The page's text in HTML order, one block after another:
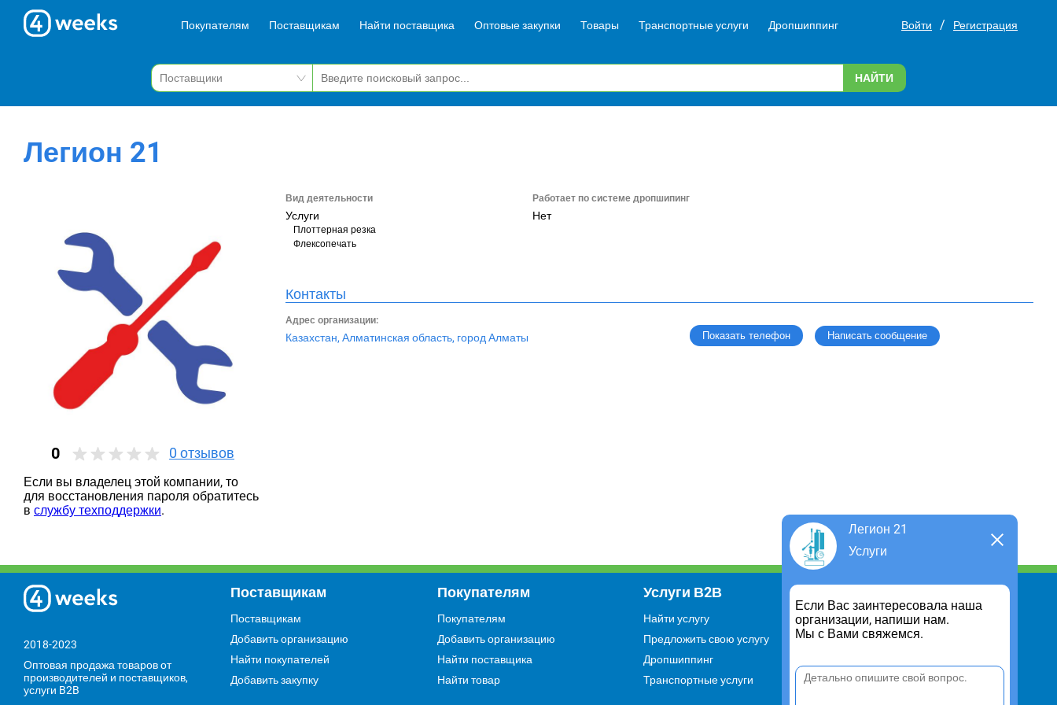
Покупателям Поставщикам Найти поставщика Оптовые закупки Товары Транспортные услуги Дропшиппинг Войти / Регистрация
НАЙТИ
Легион 21
0 0 отзывов
Если вы владелец этой компании, то
для восстановления пароля обратитесь
в службу техподдержки.
Вид деятельности
Услуги
Плоттерная резка
Флексопечать
Работает по системе дропшипинг
Нет
Контакты
Адрес организации:
Казахстан, Алматинская область, город Алматы Показать телефон Написать сообщение
Легион 21
Услуги
Если Вас заинтересовала наша
организации, напиши нам.
Мы с Вами свяжемся.
2018-2023
Оптовая продажа товаров от
производителей и поставщиков,
услуги B2B
Поставщикам
Поставщикам
Добавить организацию
Найти покупателей
Добавить закупку
Покупателям
Покупателям
Добавить организацию
Найти поставщика
Найти товар
Услуги В2В
Найти услугу
Предложить свою услугу
Дропшиппинг
Транспортные услуги
Для чего существует портал
Политика конфиденциальности
Пользовательское соглашение